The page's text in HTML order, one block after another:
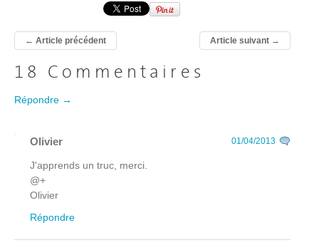
← Article précédent Article suivant→
18 Commentaires
Répondre →
Olivier 01/04/2013
J'apprends un truc, merci.
@+
Olivier
Répondre